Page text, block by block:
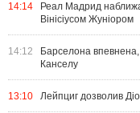
14:14
Реал Мадрид
Вінісіусом Жуніором
14:12
Барселона
Канселу
13:10 Лейпциг дозволив